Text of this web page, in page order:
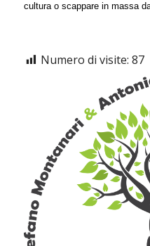
cultura o scappare in massa
Numero di visite: 87